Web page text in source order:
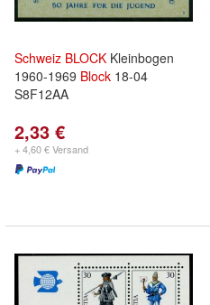
Schweiz BLOCK Kleinbogen
1960-1969 Block 18-04
S8F12AA
2,33 €
+ 4,60 € Versand